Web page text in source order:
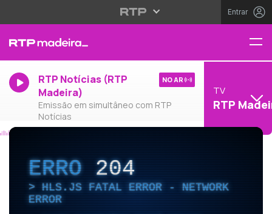
Entrar
RTP Notícias (RTP
Madeira)
Emissão em simultâneo com RTP
Notícias
NO AR
TV
RTP
ERRO204
HLS.JS FATAL ERROR - NETWORK
ERROR